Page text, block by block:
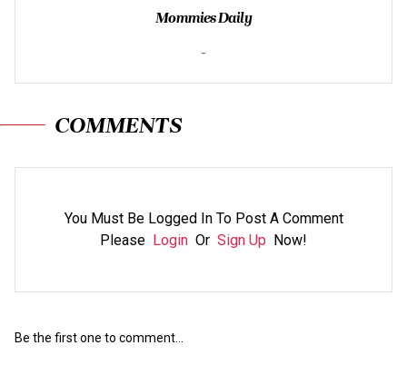
Mommies Daily
-
COMMENTS
You Must Be Logged In To Post A Comment
Please Login Or Sign Up Now!
Be the first one to comment...